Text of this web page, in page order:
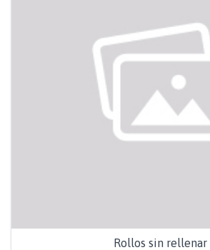
Rollos sin rellenar